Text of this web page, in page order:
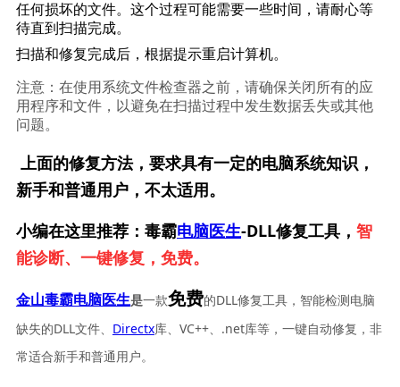
任何损坏的文件。这个过程可能需要一些时间，请耐心等
待直到扫描完成。
扫描和修复完成后，根据提示重启计算机。
注意：在使用系统文件检查器之前，请确保关闭所有的应
用程序和文件，以避免在扫描过程中发生数据丢失或其他
问题。
上面的修复方法，要求具有一定的电脑系统知识，
新手和普通用户，不太适用。
小编在这里推荐：毒霸电脑医生-DLL修复工具， 智
能诊断、一键修复，免费。
金山毒霸电脑医生是一款免费的DLL修复工具，智能检测电脑
缺失的DLL文件、 Directx库、VC++、.net库等，一键自动修复，非
常适合新手和普通用户。